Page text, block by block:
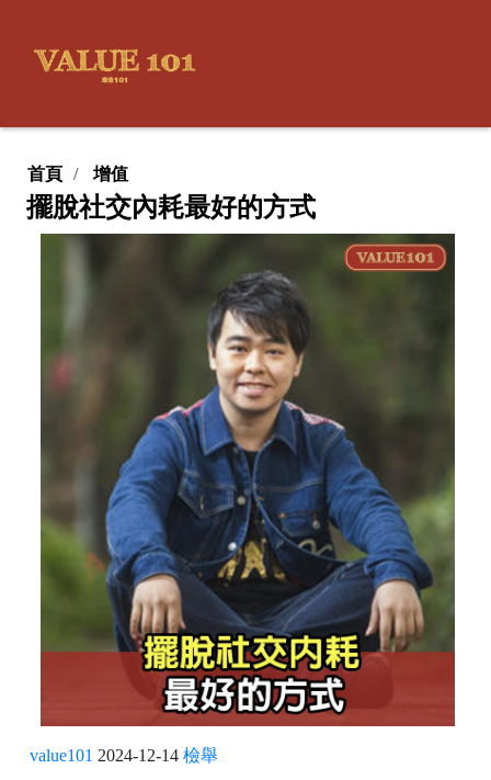
首頁 增值
擺脫社交內耗最好的方式
value101 2024-12-14 檢舉